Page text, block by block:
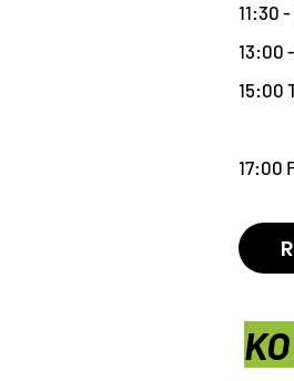
11:30
13:00
15:00
17:00